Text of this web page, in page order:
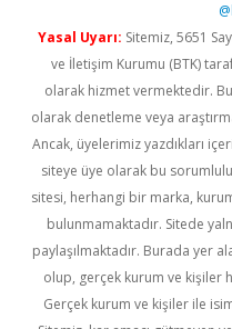
Yasal Uyarı: Sitemiz, 5651
ve İletişim Kurumu (BTK)
olarak hizmet vermektedir.
olarak denetleme veya
Ancak, üyelerimiz yazdıkları
siteye üye olarak bu
sitesi, herhangi bir marka,
bulunmamaktadır. Sitede
paylaşılmaktadır. Burada yer
olup, gerçek kurum ve kişiler
Gerçek kurum ve kişiler ile